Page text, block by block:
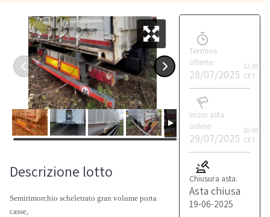
Termine
offerte:
28/07/2025
12:00
CET
Inizio asta
online:
29/07/2025
10:00
CET
Chiusura asta:
Asta chiusa
19-06-2025
Descrizione lotto
Semirimorchio scheletrato gran volume porta
casse,